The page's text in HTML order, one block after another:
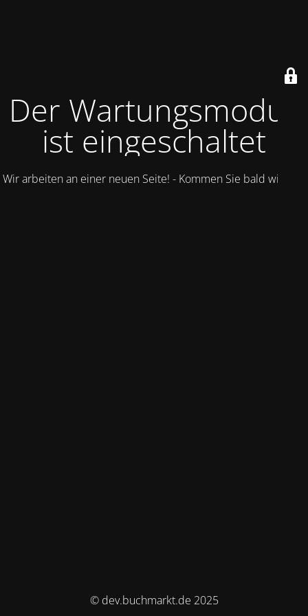
Der Wartungsmodus
ist eingeschaltet
Wir arbeiten an einer neuen Seite! - Kommen Sie bald wieder.
© dev.buchmarkt.de 2025